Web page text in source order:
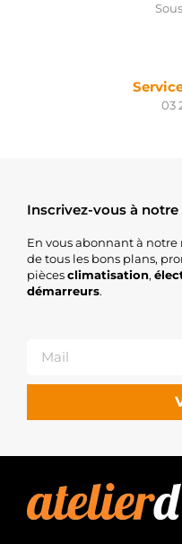
03
Inscrivez-vous à
En vous abonnant à
de tous les bons plans,
piècesclimatisation,
démarreurs.